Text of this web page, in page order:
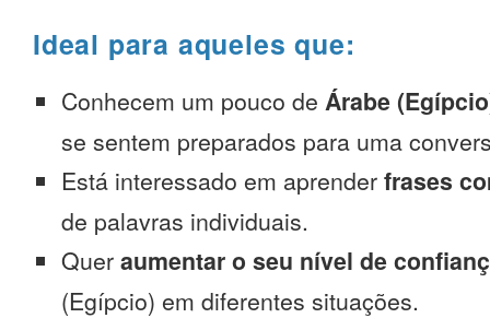
Ideal para aqueles que:
Conhecem um pouco de Árabe
se sentem preparados para uma
Está interessado em aprender frases
de palavras individuais.
Quer aumentar o seu nível de
(Egípcio) em diferentes situações.